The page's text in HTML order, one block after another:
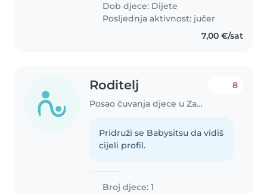
Dob djece: Dijete
Posljednja aktivnost: jučer
7,00 €/sat
Roditelj
Posao čuvanja djece u Zagreb
8
Pridruži se Babysitsu da vidiš
cijeli profil.
Broj djece: 1